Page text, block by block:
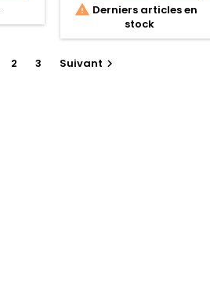
 Derniers articles en
stock
2 3 Suivant 